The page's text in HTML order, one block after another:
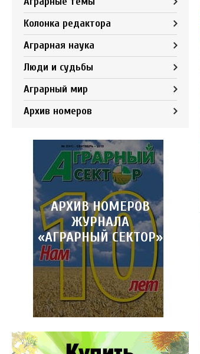
Колонка редактора
Аграрная наука
Люди и судьбы
Аграрный мир
Архив номеров
АРХИВ НОМЕРОВ
ЖУРНАЛА
«АГРАРНЫЙ СЕКТОР»